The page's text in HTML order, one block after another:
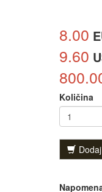
8.00
9.60
Količina